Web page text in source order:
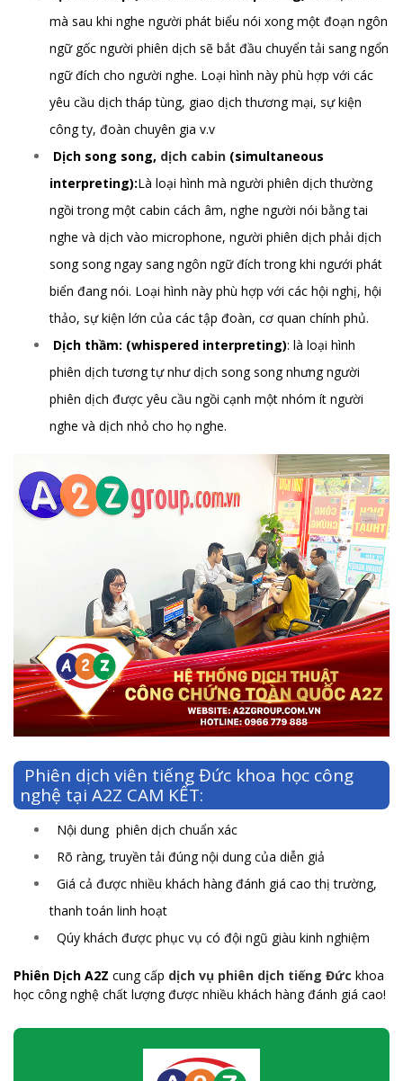
mà sau khi nghe người phát biểu nói xong một đoạn ngôn
ngữ gốc người phiên dịch sẽ bắt đầu chuyển tải sang ngổn
ngữ đích cho người nghe. Loại hình này phù hợp với các
yêu cầu dịch tháp tùng, giao dịch thương mại, sự kiện
công ty, đoàn chuyên gia v.v
Dịch song song, dịch cabin (simultaneous
interpreting):Là loại hình mà người phiên dịch thường
ngồi trong một cabin cách âm, nghe người nói bằng tai
nghe và dịch vào microphone, người phiên dịch phải dịch
song song ngay sang ngôn ngữ đích trong khi ngưới phát
biển đang nói. Loại hình này phù hợp với các hội nghị, hội
thảo, sự kiện lớn của các tập đoàn, cơ quan chính phủ.
Dịch thầm: (whispered interpreting): là loại hình
phiên dịch tương tự như dịch song song nhưng người
phiên dịch được yêu cầu ngồi cạnh một nhóm ít người
nghe và dịch nhỏ cho họ nghe.
Phiên dịch viên tiếng Đức khoa học công
nghệ tại A2Z CAM KẾT:
Nội dung phiên dịch chuẩn xác
Rõ ràng, truyền tải đúng nội dung của diễn giả
Giá cả được nhiều khách hàng đánh giá cao thị trường,
thanh toán linh hoạt
Qúy khách được phục vụ có đội ngũ giàu kinh nghiệm
Phiên Dịch A2Z cung cấp dịch vụ phiên dịch tiếng Đức khoa
học công nghệ chất lượng được nhiều khách hàng đánh giá cao!